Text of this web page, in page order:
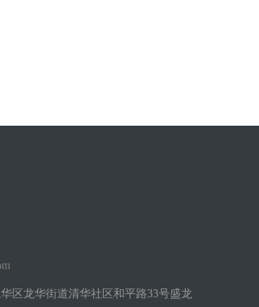
区龙华街道清华社区和平路33号盛龙